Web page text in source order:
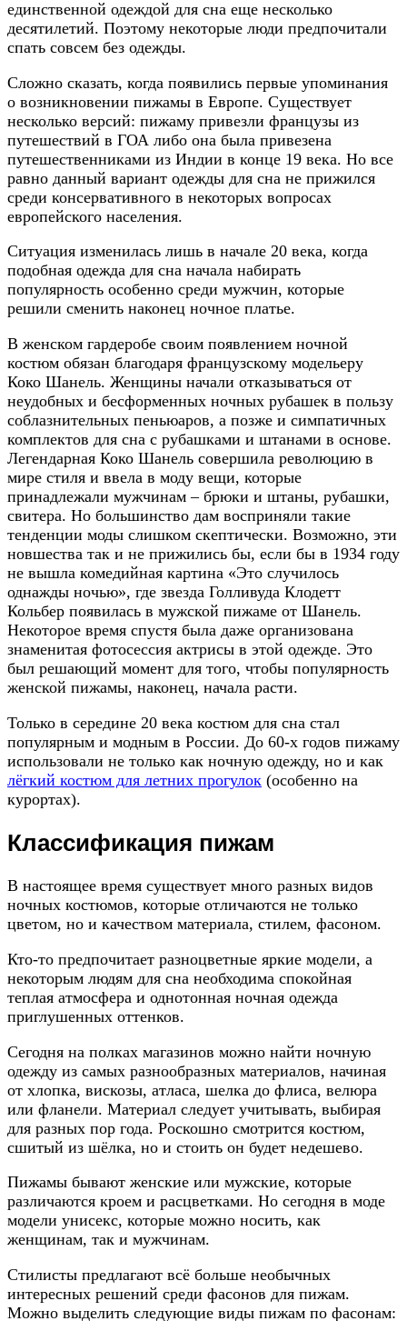
единственной одеждой для сна еще несколько
десятилетий. Поэтому некоторые люди предпочитали
спать совсем без одежды.
Сложно сказать, когда появились первые упоминания
о возникновении пижамы в Европе. Существует
несколько версий: пижаму привезли французы из
путешествий в ГОА либо она была привезена
путешественниками из Индии в конце 19 века. Но все
равно данный вариант одежды для сна не прижился
среди консервативного в некоторых вопросах
европейского населения.
Ситуация изменилась лишь в начале 20 века, когда
подобная одежда для сна начала набирать
популярность особенно среди мужчин, которые
решили сменить наконец ночное платье.
В женском гардеробе своим появлением ночной
костюм обязан благодаря французскому модельеру
Коко Шанель. Женщины начали отказываться от
неудобных и бесформенных ночных рубашек в пользу
соблазнительных пеньюаров, а позже и симпатичных
комплектов для сна с рубашками и штанами в основе.
Легендарная Коко Шанель совершила революцию в
мире стиля и ввела в моду вещи, которые
принадлежали мужчинам – брюки и штаны, рубашки,
свитера. Но большинство дам восприняли такие
тенденции моды слишком скептически. Возможно, эти
новшества так и не прижились бы, если бы в 1934 году
не вышла комедийная картина «Это случилось
однажды ночью», где звезда Голливуда Клодетт
Кольбер появилась в мужской пижаме от Шанель.
Некоторое время спустя была даже организована
знаменитая фотосессия актрисы в этой одежде. Это
был решающий момент для того, чтобы популярность
женской пижамы, наконец, начала расти.
Только в середине 20 века костюм для сна стал
популярным и модным в России. До 60-х годов пижаму
использовали не только как ночную одежду, но и как
лёгкий костюм для летних прогулок (особенно на
курортах).
Классификация пижам
В настоящее время существует много разных видов
ночных костюмов, которые отличаются не только
цветом, но и качеством материала, стилем, фасоном.
Кто-то предпочитает разноцветные яркие модели, а
некоторым людям для сна необходима спокойная
теплая атмосфера и однотонная ночная одежда
приглушенных оттенков.
Сегодня на полках магазинов можно найти ночную
одежду из самых разнообразных материалов, начиная
от хлопка, вискозы, атласа, шелка до флиса, велюра
или фланели. Материал следует учитывать, выбирая
для разных пор года. Роскошно смотрится костюм,
сшитый из шёлка, но и стоить он будет недешево.
Пижамы бывают женские или мужские, которые
различаются кроем и расцветками. Но сегодня в моде
модели унисекс, которые можно носить, как
женщинам, так и мужчинам.
Стилисты предлагают всё больше необычных
интересных решений среди фасонов для пижам.
Можно выделить следующие виды пижам по фасонам: